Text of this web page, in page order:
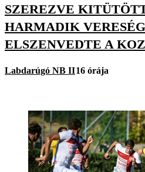
SZEREZVE
HARMADIK
ELSZENVEDTE A
Labdarúgó NB II16 órája